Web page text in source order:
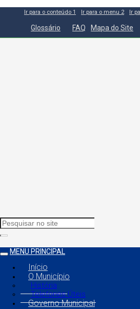
Ir para o conteúdo 1 Ir para o menu 2 Ir
Glossário FAQ Mapa do Site
MENU PRINCIPAL
Início
O Município
História
Telefones Úteis
Governo Municipal